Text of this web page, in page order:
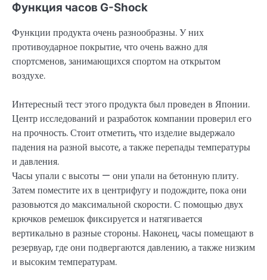
Функция часов G-Shock
Функции продукта очень разнообразны. У них
противоударное покрытие, что очень важно для
спортсменов, занимающихся спортом на открытом
воздухе.
Интересный тест этого продукта был проведен в Японии.
Центр исследований и разработок компании проверил его
на прочность. Стоит отметить, что изделие выдержало
падения на разной высоте, а также перепады температуры
и давления.
Часы упали с высоты — они упали на бетонную плиту.
Затем поместите их в центрифугу и подождите, пока они
разовьются до максимальной скорости. С помощью двух
крючков ремешок фиксируется и натягивается
вертикально в разные стороны. Наконец, часы помещают в
резервуар, где они подвергаются давлению, а также низким
и высоким температурам.